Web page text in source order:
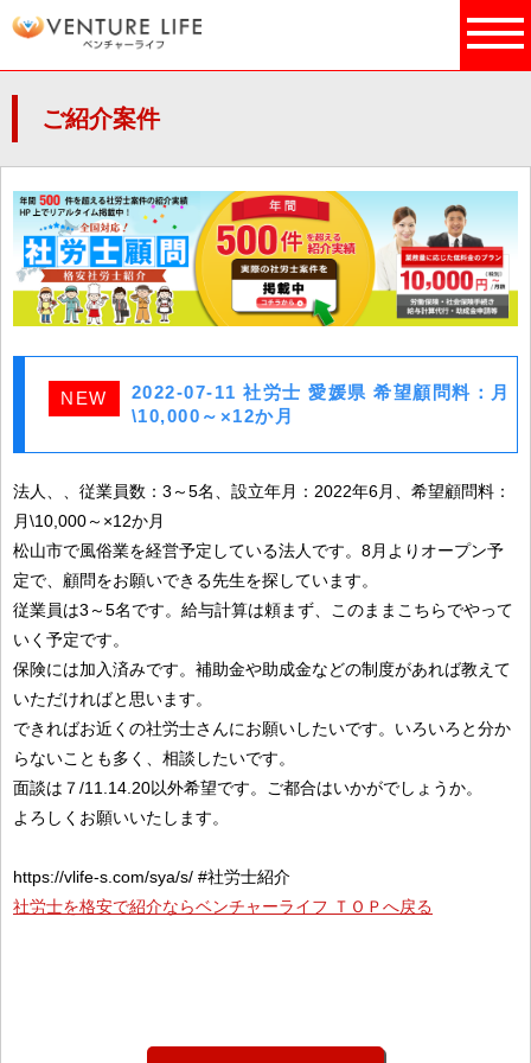
ご紹介案件
NEW
2022-07-11 社労士 愛媛県 希望顧問料：月
\10,000～×12か月
法人、、従業員数：3～5名、設立年月：2022年6月、希望顧問料：
月\10,000～×12か月
松山市で風俗業を経営予定している法人です。8月よりオープン予
定で、顧問をお願いできる先生を探しています。
従業員は3～5名です。給与計算は頼まず、このままこちらでやって
いく予定です。
保険には加入済みです。補助金や助成金などの制度があれば教えて
いただければと思います。
できればお近くの社労士さんにお願いしたいです。いろいろと分か
らないことも多く、相談したいです。
面談は７/11.14.20以外希望です。ご都合はいかがでしょうか。
よろしくお願いいたします。
https://vlife-s.com/sya/s/ #社労士紹介
社労士を格安で紹介ならベンチャーライフ ＴＯＰへ戻る